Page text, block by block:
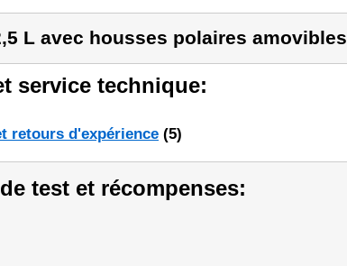
L avec housses polaires amovibles
service technique:
retours d'expérience (5)
test et récompenses: